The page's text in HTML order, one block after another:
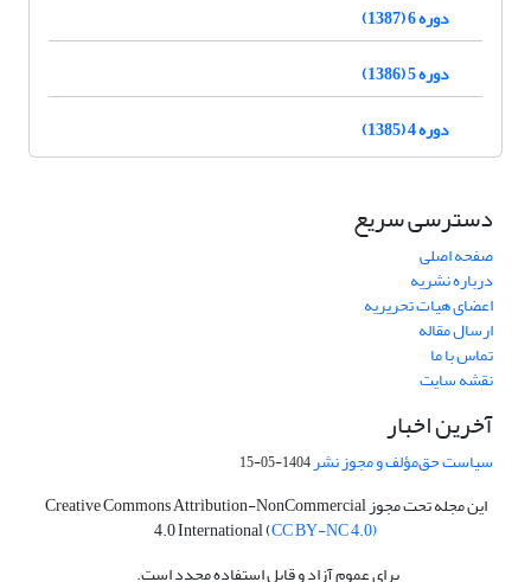
دوره 6 (1387)
دوره 5 (1386)
دوره 4 (1385)
دسترسی سریع
صفحه اصلی
درباره نشریه
اعضای هیات تحریریه
ارسال مقاله
تماس با ما
نقشه سایت
آخرین اخبار
سیاست حق‌مؤلف و مجوز نشر1404-05-15
این مجله تحت مجوز Creative Commons Attribution-NonCommercial
4.0 International (CC BY-NC 4.0)
برای عموم آزاد و قابل استفاده مجدد است.